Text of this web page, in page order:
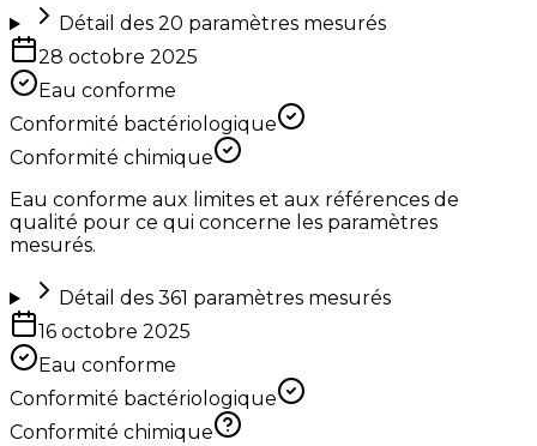
Détail des 20 paramètres mesurés
28 octobre 2025
Eau conforme
Conformité bactériologique
Conformité chimique
Eau conforme aux limites et aux références de
qualité pour ce qui concerne les paramètres
mesurés.
Détail des 361 paramètres mesurés
16 octobre 2025
Eau conforme
Conformité bactériologique
Conformité chimique